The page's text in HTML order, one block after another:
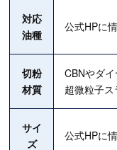
対応
油種
公式HPに
切粉
材質
CBNやダ
超微粒子
サイ
ズ
公式HPに